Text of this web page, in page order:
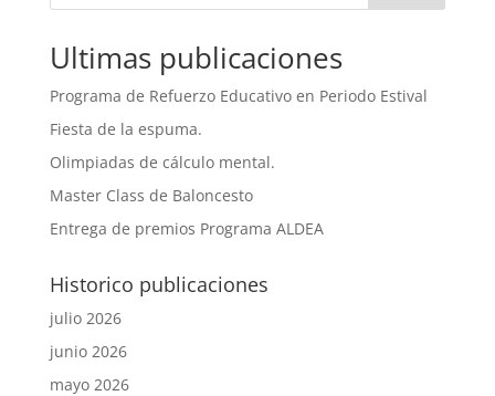
Ultimas publicaciones
Programa de Refuerzo Educativo en Periodo Estival
Fiesta de la espuma.
Olimpiadas de cálculo mental.
Master Class de Baloncesto
Entrega de premios Programa ALDEA
Historico publicaciones
julio 2026
junio 2026
mayo 2026